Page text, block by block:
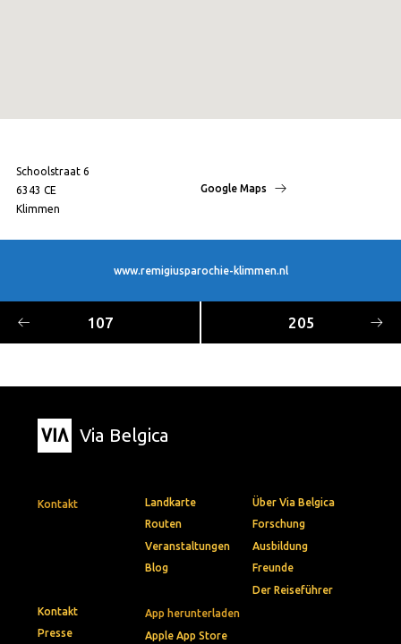
Schoolstraat 6
6343 CE
Klimmen
Google Maps
www.remigiusparochie-klimmen.nl
107 205
Via Belgica
Kontakt
App herunterladen
Apple App Store
Landkarte
Routen
Veranstaltungen
Blog
Über Via Belgica
Forschung
Ausbildung
Freunde
Der Reiseführer
Kontakt
Presse